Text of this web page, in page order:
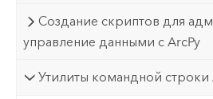
Создание скриптов для
управление данными с ArcPy
Утилиты командной строки